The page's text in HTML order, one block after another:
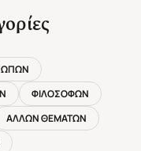
ΦΙΛΟΣΟΦΩΝ
ΑΛΛΩΝ ΘΕΜΑΤΩΝ